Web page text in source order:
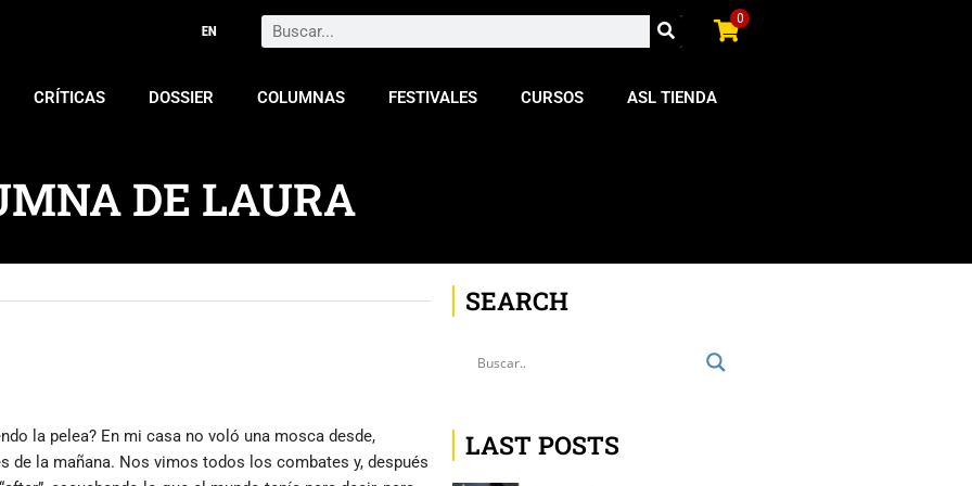
Search 0
CRÍTICAS DOSSIER COLUMNAS FESTIVALES CURSOS ASL TIENDA
DE LAURA
la pelea? En mi casa no voló una mosca desde,
de la mañana. Nos vimos todos los combates y, después
SEARCH
LAST POSTS